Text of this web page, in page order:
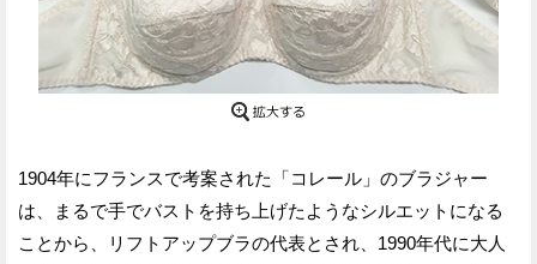
1904年にフランスで考案された「コレール」のブラジャー
は、まるで手でバストを持ち上げたようなシルエットになる
ことから、リフトアップブラの代表とされ、1990年代に大人